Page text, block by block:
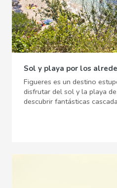
Sol y playa por los
Figueres es un destino
disfrutar del sol y la playa
descubrir fantásticas